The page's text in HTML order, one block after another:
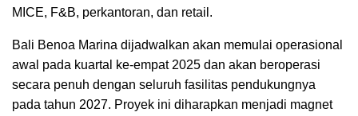
MICE, F&B, perkantoran, dan retail.
Bali Benoa Marina dijadwalkan akan memulai operasional
awal pada kuartal ke-empat 2025 dan akan beroperasi
secara penuh dengan seluruh fasilitas pendukungnya
pada tahun 2027. Proyek ini diharapkan menjadi magnet